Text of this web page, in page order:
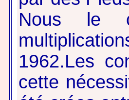
Nous le
1962.Les
cette